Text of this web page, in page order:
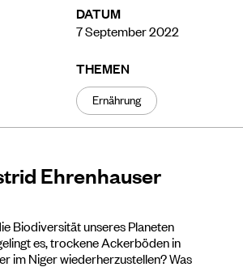
DATUM
7 September 2022
THEMEN
Ernährung
Ehrenhauser
Biodiversität unseres Planeten
es, trockene Ackerböden in
im Niger wiederherzustellen? Was